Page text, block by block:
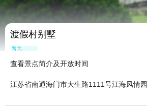
渡假村别墅
暂无点评
查看景点简介及开放时间
江苏省南通海门市大生路1111号江海风情园